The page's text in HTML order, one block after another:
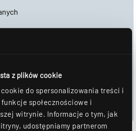
z plików cookie
do spersonalizowania treści i
społecznościowe i
witrynie. Informacje o tym, jak
udostępniamy partnerom
NOTATNIKA